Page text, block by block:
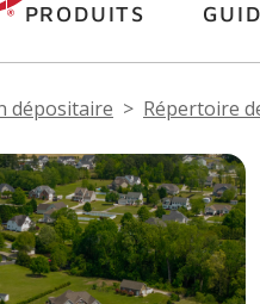
PRODUITS
dépositaire Répertoire